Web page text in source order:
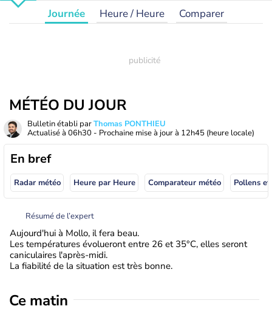
Journée Heure / Heure Comparer
MÉTÉO DU JOUR
Bulletin établi parThomas PONTHIEU
Actualisé à 06h30 - Prochaine mise à jour à 12h45 (heure locale)
En bref
Radar météo Heure par Heure Comparateur météo Pollens
Résumé de l’expert
Aujourd'hui à Mollo, il fera beau.
Les températures évolueront entre 26 et 35°C, elles seront
caniculaires l'après-midi.
La fiabilité de la situation est très bonne.
Ce matin